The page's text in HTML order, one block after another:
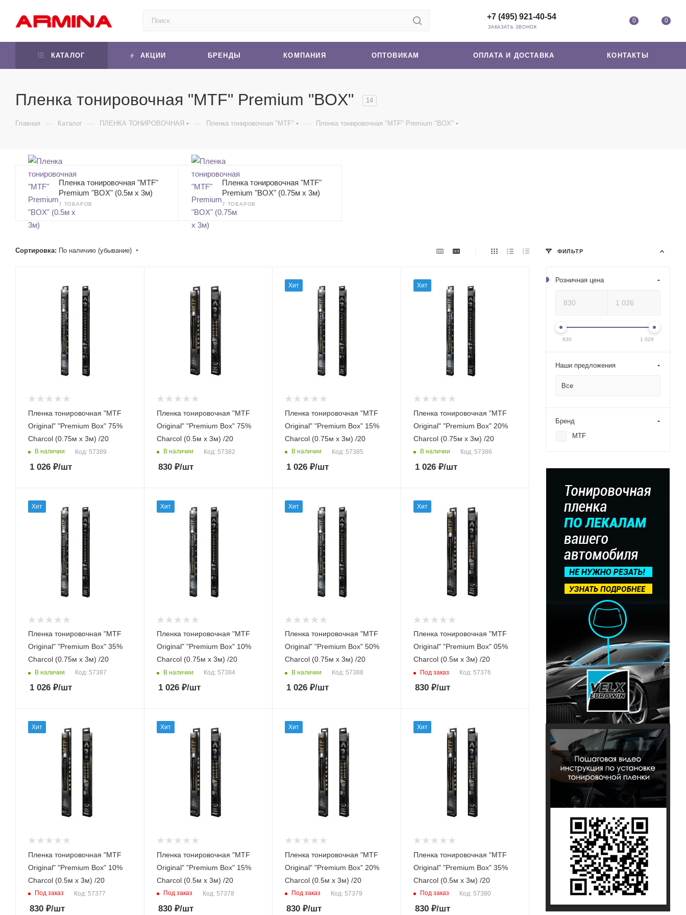
0 0
+7 (495) 921-40-54
ЗАКАЗАТЬ ЗВОНОК
КАТАЛОГ АКЦИИ БРЕНДЫ КОМПАНИЯ ОПТОВИКАМ ОПЛАТА И ДОСТАВКА КОНТАКТЫ
Пленка тонировочная "MTF" Premium "BOX" 14
Главная — Каталог — ПЛЕНКА ТОНИРОВОЧНАЯ — Пленка тонировочная "MTF" — Пленка тонировочная "MTF" Premium "BOX"
Пленка тонировочная "MTF"
Premium "BOX" (0.5м х 3м)
7 ТОВАРОВ
Пленка тонировочная "MTF"
Premium "BOX" (0.75м х 3м)
7 ТОВАРОВ
Сортировка: По наличию (убывание)
Пленка тонировочная "MTF
Original" "Premium Box" 75%
Сharcol (0.75м х 3м) /20
В наличии Код: 57389
1 026 ₽/шт
Пленка тонировочная "MTF
Original" "Premium Box" 75%
Сharcol (0.5м х 3м) /20
В наличии Код: 57382
830₽/шт
Хит
Пленка тонировочная "MTF
Original" "Premium Box" 15%
Сharcol (0.75м х 3м) /20
В наличии Код: 57385
1 026 ₽/шт
Хит
Пленка тонировочная "MTF
Original" "Premium Box" 20%
Сharcol (0.75м х 3м) /20
В наличии Код: 57386
1 026₽/шт
Хит
Пленка тонировочная "MTF
Original" "Premium Box" 35%
Сharcol (0.75м х 3м) /20
В наличии Код: 57387
1 026 ₽/шт
Хит
Пленка тонировочная "MTF
Original" "Premium Box" 10%
Сharcol (0.75м х 3м) /20
В наличии Код: 57384
1 026₽/шт
Хит
Пленка тонировочная "MTF
Original" "Premium Box" 50%
Сharcol (0.75м х 3м) /20
В наличии Код: 57388
1 026 ₽/шт
Хит
Пленка тонировочная "MTF
Original" "Premium Box" 05%
Сharcol (0.5м х 3м) /20
Под заказ Код: 57376
830₽/шт
Хит
Пленка тонировочная "MTF
Original" "Premium Box" 10%
Сharcol (0.5м х 3м) /20
Под заказ Код: 57377
830 ₽/шт
Хит
Пленка тонировочная "MTF
Original" "Premium Box" 15%
Сharcol (0.5м х 3м) /20
Под заказ Код: 57378
830₽/шт
Хит
Пленка тонировочная "MTF
Original" "Premium Box" 20%
Сharcol (0.5м х 3м) /20
Под заказ Код: 57379
830 ₽/шт
Хит
Пленка тонировочная "MTF
Original" "Premium Box" 35%
Сharcol (0.5м х 3м) /20
Под заказ Код: 57380
830₽/шт
ФИЛЬТР
Розничная цена
830 1 026
Наши предложения
Все
Бренд
MTF